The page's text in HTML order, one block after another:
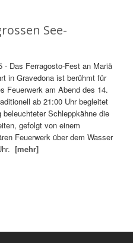
See-
- Das Ferragosto-Fest an Mariä
in Gravedona ist berühmt für
Feuerwerk am Abend des 14.
ab 21:00 Uhr begleitet
beleuchteter Schleppkähne die
gefolgt von einem
Feuerwerk über dem Wasser
[mehr]